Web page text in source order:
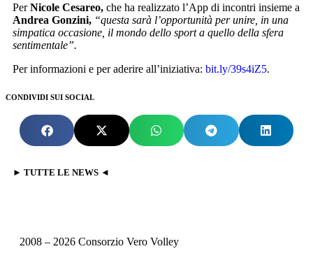
PerNicole Cesareo, che ha realizzato l’App di incontri insieme a
Andrea Gonzini, “questa sarà l’opportunità per unire, in una
simpatica occasione, il mondo dello sport a quello della sfera
sentimentale”.
Per informazioni e per aderire all’iniziativa: bit.ly/39s4iZ5.
CONDIVIDI SUI SOCIAL
► TUTTE LE NEWS ◄
2008 – 2026 Consorzio Vero Volley